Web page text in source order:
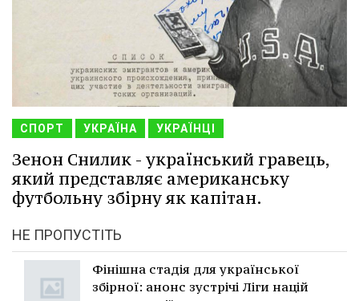
СПОРТ УКРАЇНА УКРАЇНЦІ
Зенон Снилик - український гравець,
який представляє американську
футбольну збірну як капітан.
НЕ ПРОПУСТІТЬ
Фінішна стадія для української
збірної: анонс зустрічі Ліги націй